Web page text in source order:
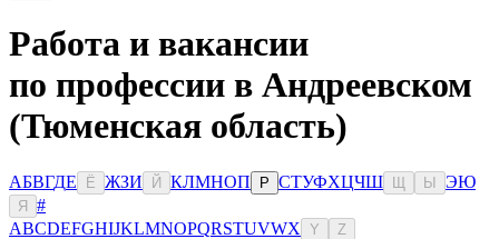
Работа и вакансии
по профессии в Андреевском
(Тюменская область)
АБВГДЕ Ё ЖЗИ Й КЛМНОП Р СТУФХЦЧШ Ы ЭЮ
Я
#
ABCDEFGHIJKLMNOPQRSTUVWX Y Z